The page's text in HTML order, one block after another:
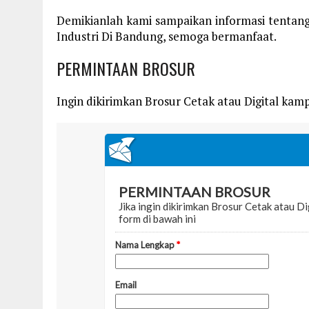
Demikianlah kami sampaikan informasi
Industri Di Bandung, semoga bermanfaat.
PERMINTAAN BROSUR
Ingin dikirimkan Brosur Cetak atau Digital